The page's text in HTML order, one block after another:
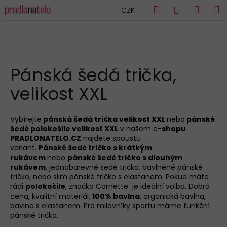
na
CZK Hledat
Pánská šedá trička,
velikost XXL
Vybírejte pánská šedá trička velikost XXL nebo pánské
šedé polokošile velikost XXL v našem e-shopu
PRADLONATELO.CZ najdete spoustu
variant. Pánské šedé tričko s krátkým
rukávem nebo pánské šedé tričko s dlouhým
rukávem, jednobarevné šedé tričko, bavlněné pánské
tričko, nebo slim pánské tričko s elastanem. Pokud máte
rádi polokošile, značka Cornette je ideální volba. Dobrá
cena, kvalitní materiál, 100% bavlna, organická bavlna,
bavlna s elastanem. Pro milovníky sportu máme funkční
pánské trička.
K
o
o
p
o
ř
e
b
u
j
e
t
e